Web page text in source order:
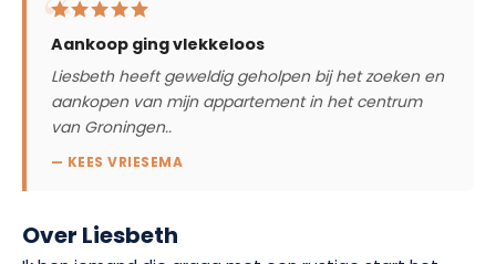
Aankoop ging vlekkeloos
Liesbeth heeft geweldig geholpen bij het zoeken en
aankopen van mijn appartement in het centrum
van Groningen..
— KEES VRIESEMA
Over Liesbeth